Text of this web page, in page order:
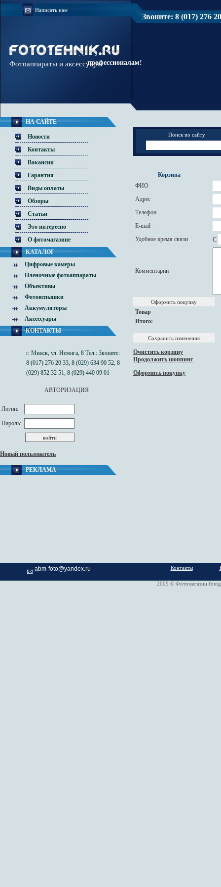
Написать нам
Звоните: 8 (017) 276
Доверяйте
профессионалам!
Фотоаппараты и аксессуары
НА САЙТЕ
Новости
Контакты
Вакансии
Гарантия
Виды оплаты
Обзоры
Статьи
Это интересно
О фотомагазине
КАТАЛОГ
Цифровые камеры
Пленочные фотоаппараты
Объективы
Фотовспышки
Аккумуляторы
Аксессуары
Чехлы
КОНТАКТЫ
г. Минск, ул. Немига, 8 Тел.: Звоните:
8 (017) 276 20 33, 8 (029) 634 90 52, 8
(029) 852 32 51, 8 (029) 440 09 01
АВТОРИЗАЦИЯ
Логин:
Пароль:
Новый пользователь
РЕКЛАМА
Поиск по сайту
Корзина
ФИО
Адрес
Телефон
E-mail
Удобное время связи
C
Комментарии
Товар
Итого:
Очистить корзину
Продолжить шоппинг
Оформить покупку
abm-foto@yandex.ru Контакты
2009 © Фотомагазин